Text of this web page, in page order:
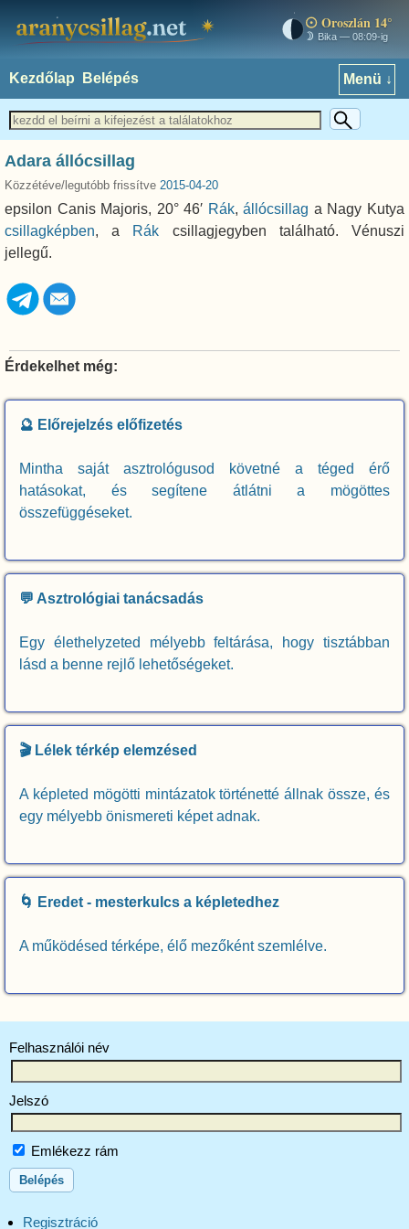
aranycsillag.net Oroszlán 14°
Bika — 08:09-ig
Kezdőlap Belépés Menü ↓
Adara állócsillag
Közzétéve/legutóbb frissítve 2015-04-20
epsilon Canis Majoris, 20° 46′ Rák,állócsillag a Nagy Kutya
csillagképben, a Rák csillagjegyben található. Vénuszi
jellegű.
Érdekelhet még:
🔮 Előrejelzés előfizetés
Mintha saját asztrológusod követné a téged érő
hatásokat, és segítene átlátni a mögöttes
összefüggéseket.
💬 Asztrológiai tanácsadás
Egy élethelyzeted mélyebb feltárása, hogy tisztábban
lásd a benne rejlő lehetőségeket.
🎬 Lélek térkép elemzésed
A képleted mögötti mintázatok történetté állnak össze, és
egy mélyebb önismereti képet adnak.
🌀 Eredet - mesterkulcs a képletedhez
A működésed térképe, élő mezőként szemlélve.
Felhasználói név
Jelszó
Emlékezz rám
Regisztráció